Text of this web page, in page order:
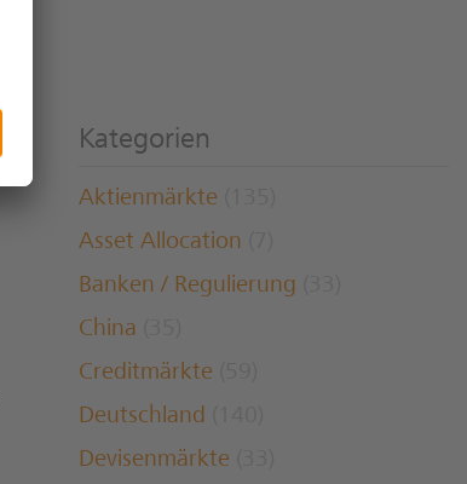
Kategorien
Aktienmärkte
Asset Allocation
Banken / Regulierung
China
Creditmärkte
Deutschland
Devisenmärkte